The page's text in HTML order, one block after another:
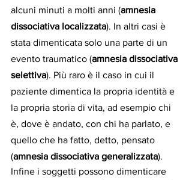
alcuni minuti a molti anni (amnesia
dissociativa localizzata). In altri casi è
stata dimenticata solo una parte di un
evento traumatico (amnesia dissociativa
selettiva). Più raro è il caso in cui il
paziente dimentica la propria identità e
la propria storia di vita, ad esempio chi
è, dove è andato, con chi ha parlato, e
quello che ha fatto, detto, pensato
(amnesia dissociativa generalizzata).
Infine i soggetti possono dimenticare